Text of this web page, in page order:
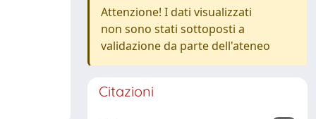
Attenzione! I dati visualizzati
non sono stati sottoposti a
validazione da parte dell'ateneo
Citazioni